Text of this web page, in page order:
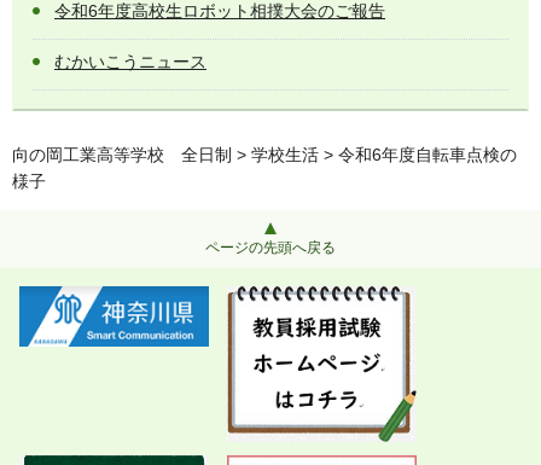
令和6年度高校生ロボット相撲大会のご報告
むかいこうニュース
向の岡工業高等学校 全日制 > 学校生活 > 令和6年度自転車点検の
様子
ページの先頭へ戻る